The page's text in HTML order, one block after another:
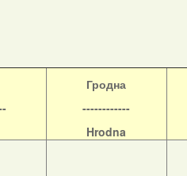
Гродна
------------
Hrodna